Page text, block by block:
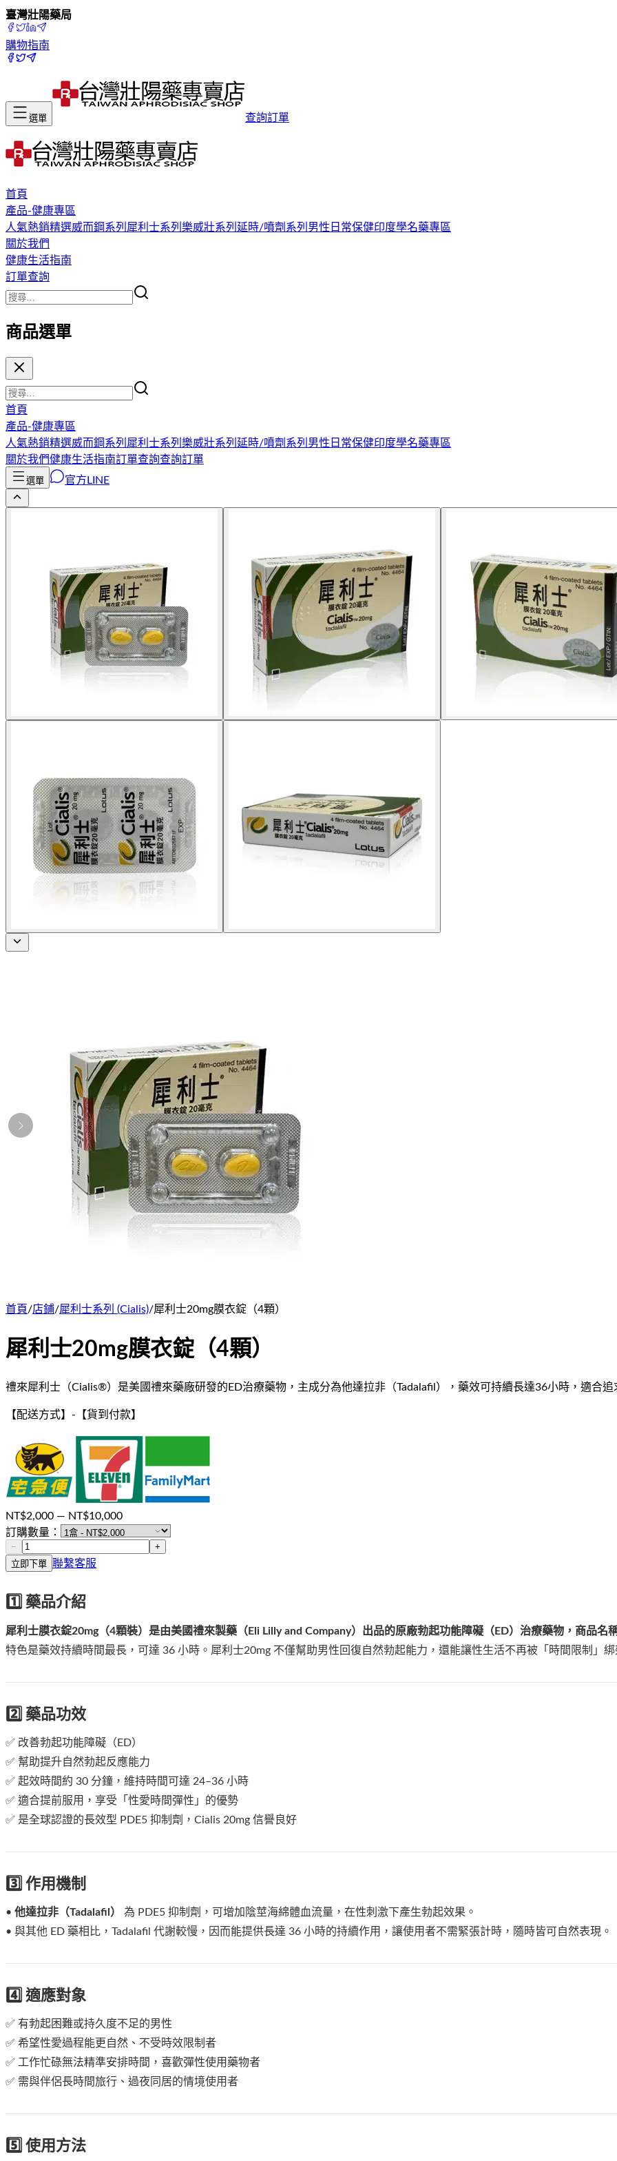
臺灣壯陽藥局
購物指南
選單 查詢訂單
首頁
產品-健康專區
人氣熱銷精選威而鋼系列 犀利士系列 樂威壯系列 延時/噴劑系列 男性日常保健印度學名藥專區
關於我們
健康生活指南
訂單查詢
商品選單
首頁
產品-健康專區
人氣熱銷精選威而鋼系列 犀利士系列 樂威壯系列 延時/噴劑系列 男性日常保健印度學名藥專區
關於我們健康生活指南訂單查詢查詢訂單
選單 官方LINE
首頁/店鋪/犀利士系列 (Cialis)/犀利士20mg膜衣錠（4顆）
犀利士20mg膜衣錠（4顆）
禮來犀利士（Cialis®）是美國禮來藥廠研發的ED治療藥物，主成分為他達拉非（Tadalafil），藥效可持續長達36小時，適合追
【配送方式】 - 【貨到付款】
NT$2,000 — NT$10,000
訂購數量：
−
+
立即下單 聯繫客服
1️⃣ 藥品介紹
犀利士膜衣錠20mg（4顆裝）是由美國禮來製藥（Eli Lilly and Company）出品的原廠勃起功能障礙（ED）治療藥物，商品
特色是藥效持續時間最長，可達 36 小時。犀利士20mg 不僅幫助男性回復自然勃起能力，還能讓性生活不再被「時間限制」
2️⃣ 藥品功效
✅ 改善勃起功能障礙（ED）
✅ 幫助提升自然勃起反應能力
✅ 起效時間約 30 分鐘，維持時間可達 24–36 小時
✅ 適合提前服用，享受「性愛時間彈性」的優勢
✅ 是全球認證的長效型 PDE5 抑制劑，Cialis 20mg 信譽良好
3️⃣ 作用機制
• 他達拉非（Tadalafil）
為 PDE5 抑制劑，可增加陰莖海綿體血流量，在性刺激下產生勃起效果。
• 與其他 ED 藥相比，Tadalafil 代謝較慢，因而能提供長達 36 小時的持續作用，讓使用者不需緊張計時，隨時皆可自然表現。
4️⃣ 適應對象
✅ 有勃起困難或持久度不足的男性
✅ 希望性愛過程能更自然、不受時效限制者
✅ 工作忙碌無法精準安排時間，喜歡彈性使用藥物者
✅ 需與伴侶長時間旅行、過夜同居的情境使用者
5️⃣ 使用方法